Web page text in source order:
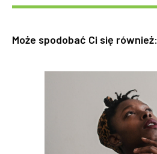
Może spodobać Ci się również: